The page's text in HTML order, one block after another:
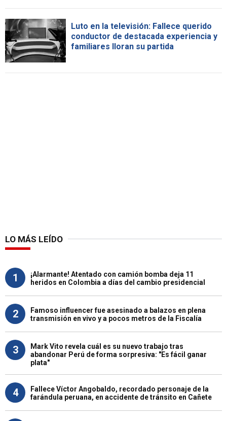
Luto en la televisión: Fallece querido
conductor de destacada experiencia y
familiares lloran su partida
LO MÁS LEÍDO
1
¡Alarmante! Atentado con camión bomba deja 11
heridos en Colombia a días del cambio presidencial
2
Famoso influencer fue asesinado a balazos en plena
transmisión en vivo y a pocos metros de la Fiscalía
3
Mark Vito revela cuál es su nuevo trabajo tras
abandonar Perú de forma sorpresiva: "Es fácil ganar
plata"
4
Fallece Víctor Angobaldo, recordado personaje de la
farándula peruana, en accidente de tránsito en Cañete